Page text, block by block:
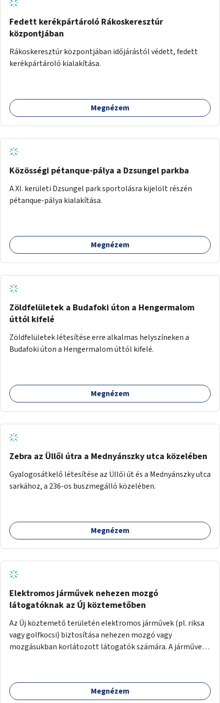
Fedett kerékpártároló Rákoskeresztúr
központjában
Rákoskeresztúr központjában időjárástól védett, fedett
kerékpártároló kialakítása.
Megnézem
Közösségi pétanque-pálya a Dzsungel parkba
A XI. kerületi Dzsungel park sportolásra kijelölt részén
pétanque-pálya kialakítása.
Megnézem
Zöldfelületek a Budafoki úton a Hengermalom
úttól kifelé
Zöldfelületek létesítése erre alkalmas helyszíneken a
Budafoki úton a Hengermalom úttól kifelé.
Megnézem
Zebra az Üllői útra a Mednyánszky utca közelében
Gyalogosátkelő létesítése az Üllői út és a Mednyánszky utca
sarkához, a 236-os buszmegálló közelében.
Megnézem
Elektromos járművek nehezen mozgó
látogatóknak az Új köztemetőben
Az Új köztemető területén elektromos járművek (pl. riksa
vagy golfkocsi) biztosítása nehezen mozgó vagy
mozgásukban korlátozott látogatók számára. A járművek
Megnézem